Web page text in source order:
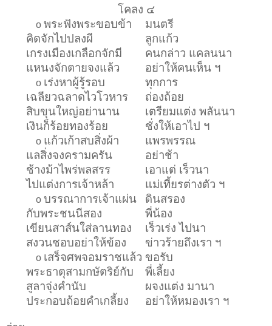
โคลง ๔
o พระฟังพระขอบข้า
มนตรี
คิดจักไปปลงผี
ลูกแก้ว
เกรงเมืองเกลือกจักมี
คนกล่าว แคลนนา
แหนงจักตายจงแล้ว
อย่าให้คนเห็น ฯ
o เร่งหาผู้รู้รอบ
ทุกการ
เฉลียวฉลาดไวโวหาร
ถ่องถ้อย
สิบขุนใหญ่อย่านาน
เตรียมแต่ง พลันนา
เงินก็ร้อยทองร้อย
ชั่งให้เอาไป ฯ
o แก้วเก้าสบสิ่งผ้า
แพรพรรณ
แลสิ่งจงครามครัน
อย่าช้า
ช้างม้าไพร่พลสรร
เอาแต่ เร็วนา
ไปแต่งการเจ้าหล้า
แม่เที้ยรต่างตัว ฯ
o บรรณาการเจ้าแผ่น
ดินสรอง
กับพระชนนีสอง
พี่น้อง
เขียนสาส์นใส่ลานทอง
เร็วเร่ง ไปนา
สงวนชอบอย่าให้ข้อง
ข่าวร้ายถึงเรา ฯ
o เสร็จศพจอมราชแล้ว ขอรับ
พระธาตุสามกษัตริย์กับ
พี่เลี้ยง
สูลาจุ่งคำนับ
ผจงแต่ง มานา
ประกอบถ้อยคำเกลี้ยง
อย่าให้หมองเรา ฯ